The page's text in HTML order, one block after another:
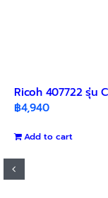
Ricoh 407722 รุ่น
฿4,940
Add to cart